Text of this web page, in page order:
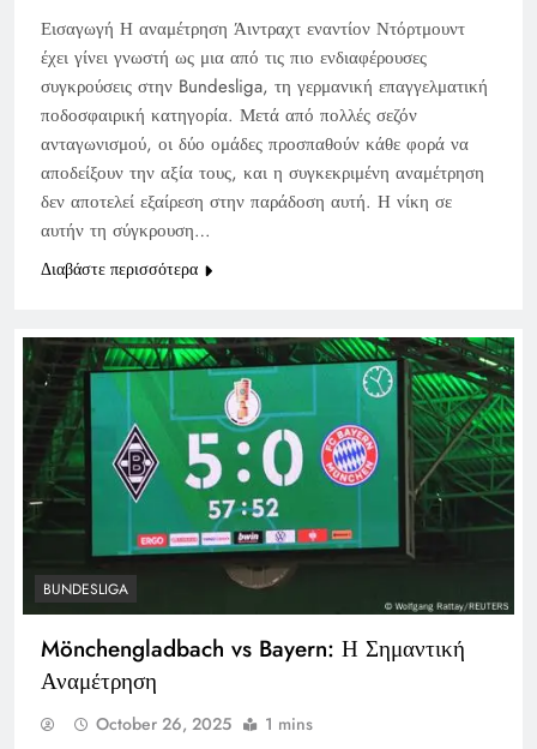
Εισαγωγή Η αναμέτρηση Άιντραχτ εναντίον Ντόρτμουντ
έχει γίνει γνωστή ως μια από τις πιο ενδιαφέρουσες
συγκρούσεις στην Bundesliga, τη γερμανική επαγγελματική
ποδοσφαιρική κατηγορία. Μετά από πολλές σεζόν
ανταγωνισμού, οι δύο ομάδες προσπαθούν κάθε φορά να
αποδείξουν την αξία τους, και η συγκεκριμένη αναμέτρηση
δεν αποτελεί εξαίρεση στην παράδοση αυτή. Η νίκη σε
αυτήν τη σύγκρουση…
Διαβάστε περισσότερα
BUNDESLIGA
Mönchengladbach vs Bayern: Η Σημαντική
Αναμέτρηση
October 26, 2025 1 mins